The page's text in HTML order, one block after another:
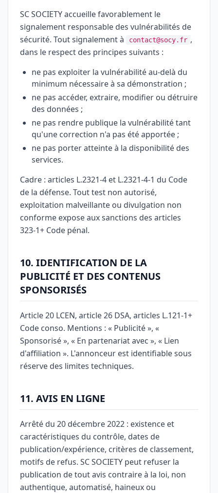
SC SOCIETY accueille favorablement le
signalement responsable des vulnérabilités de
sécurité. Tout signalement à
contact@socy.fr ,
dans le respect des principes suivants :
ne pas exploiter la vulnérabilité au-delà du
minimum nécessaire à sa démonstration ;
ne pas accéder, extraire, modifier ou détruire
des données ;
ne pas rendre publique la vulnérabilité tant
qu'une correction n'a pas été apportée ;
ne pas porter atteinte à la disponibilité des
services.
Cadre : articles L.2321-4 et L.2321-4-1 du Code
de la défense. Tout test non autorisé,
exploitation malveillante ou divulgation non
conforme expose aux sanctions des articles
323-1+ Code pénal.
10. IDENTIFICATION DE LA
PUBLICITÉ ET DES CONTENUS
SPONSORISÉS
Article 20 LCEN, article 26 DSA, articles L.121-1+
Code conso. Mentions : « Publicité », «
Sponsorisé », « En partenariat avec », « Lien
d'affiliation ». L'annonceur est identifiable sous
réserve des limites techniques.
11. AVIS EN LIGNE
Arrêté du 20 décembre 2022 : existence et
caractéristiques du contrôle, dates de
publication/expérience, critères de classement,
motifs de refus. SC SOCIETY peut refuser la
publication de tout avis contraire à la loi, non
authentique, automatisé, haineux ou